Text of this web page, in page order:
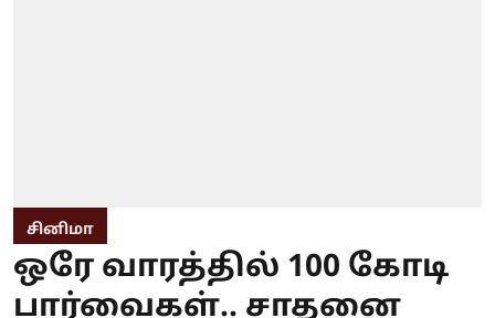
சினிமா
ஒரே வாரத்தில் 100 கோடி
பார்வைகள்.. சாதனை